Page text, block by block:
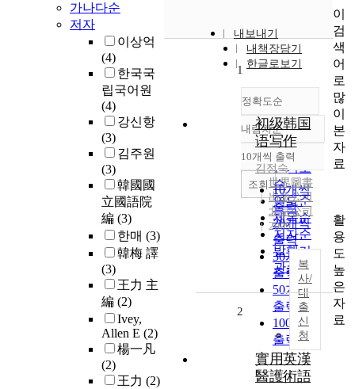
가나다순
저자
이상억
(4)
한국국
립국어원
(4)
강신항
(3)
김주원
(3)
韓國國
立國語院
編 (3)
한매 (3)
韓梅 譯
(3)
王力 主
編 (2)
Ivey,
Allen E (2)
楊一凡
(2)
王力 (2)
내보내기
내책장담기
한글로보기
정확도순
정확도
순
인기도
순
연도순
제목순
저자순
발행기
관순
내림차순
내림차순
10개씩 출력
10개씩
출력
20개씩
출력
30개씩
출력
50개씩
출력
100개씩
출력
조회
1
初级韩国
语写作
김정숙
世界圖書
出版公司
北京公司
2009
복
사/
대
출
신
청
2
實用英漢
醫護術語
이
검
색
어
로
많
이
본
자
료
활
용
도
높
은
자
료